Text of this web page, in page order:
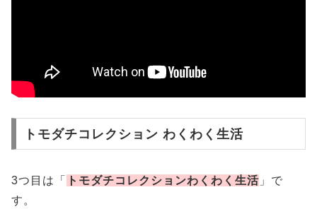
トモダチコレクション わくわく生活
3つ目は「 トモダチコレクションわくわく生活 」で
す。